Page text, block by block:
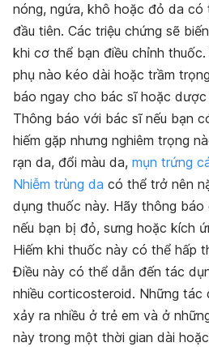
nóng, ngứa, khô hoặc đỏ da có
đầu tiên. Các triệu chứng sẽ
khi cơ thể bạn điều chỉnh
phụ nào kéo dài hoặc trầm
báo ngay cho bác sĩ hoặc dược
Thông báo với bác sĩ nếu bạn
hiếm gặp nhưng nghiêm trọng
rạn da, đổi màu da, mụn trứng
Nhiễm trùng da có thể trở nên
dụng thuốc này. Hãy thông
nếu bạn bị đỏ, sưng hoặc kích
Hiếm khi thuốc này có thể hấp
Điều này có thể dẫn đến tác
nhiều corticosteroid. Những tác
xảy ra nhiều ở trẻ em và ở
này trong một thời gian dài